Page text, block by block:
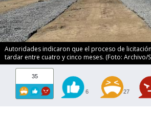
Autoridades indicaron que el proceso de
tardar entre cuatro y cinco meses. (Foto: Archivo/
35
6 27